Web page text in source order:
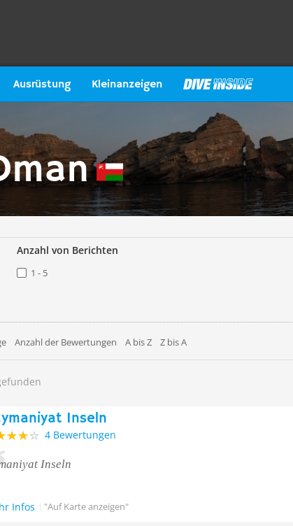
Ausrüstung Kleinanzeigen
Anzahl von Berichten
1 - 5
Anzahl der Bewertungen A bis Z Z bis A
Inseln
4 Bewertungen
Inseln
Infos "Auf Karte anzeigen"